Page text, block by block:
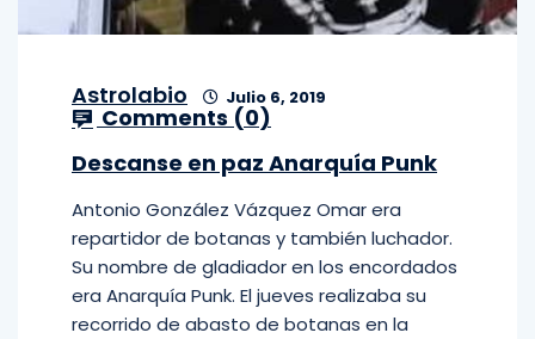
Astrolabio Julio 6, 2019
Comments (0)
Descanse en paz Anarquía Punk
Antonio González Vázquez Omar era
repartidor de botanas y también luchador.
Su nombre de gladiador en los encordados
era Anarquía Punk. El jueves realizaba su
recorrido de abasto de botanas en la